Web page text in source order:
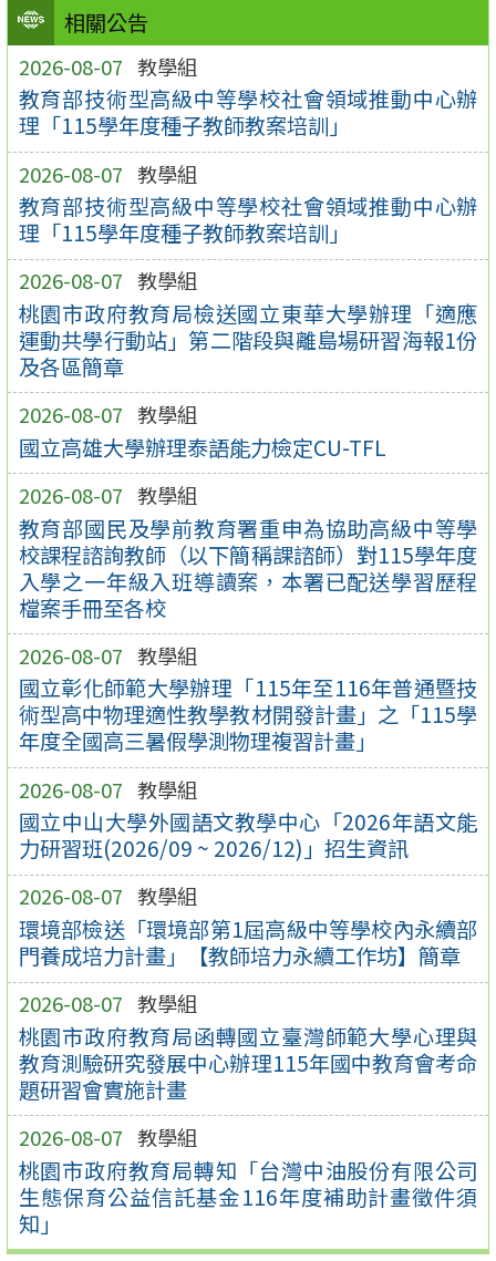
相關公告
2026-08-07 教學組
教育部技術型高級中等學校社會領域推動中心辦
理「115學年度種子教師教案培訓」
2026-08-07 教學組
教育部技術型高級中等學校社會領域推動中心辦
理「115學年度種子教師教案培訓」
2026-08-07 教學組
桃園市政府教育局檢送國立東華大學辦理「適應
運動共學行動站」第二階段與離島場研習海報1份
及各區簡章
2026-08-07 教學組
國立高雄大學辦理泰語能力檢定CU-TFL
2026-08-07 教學組
教育部國民及學前教育署重申為協助高級中等學
校課程諮詢教師（以下簡稱課諮師）對115學年度
入學之一年級入班導讀案，本署已配送學習歷程
檔案手冊至各校
2026-08-07 教學組
國立彰化師範大學辦理「115年至116年普通暨技
術型高中物理適性教學教材開發計畫」之「115學
年度全國高三暑假學測物理複習計畫」
2026-08-07 教學組
國立中山大學外國語文教學中心「2026年語文能
力研習班(2026/09 ~ 2026/12)」招生資訊
2026-08-07 教學組
環境部檢送「環境部第1屆高級中等學校內永續部
門養成培力計畫」【教師培力永續工作坊】簡章
2026-08-07 教學組
桃園市政府教育局函轉國立臺灣師範大學心理與
教育測驗研究發展中心辦理115年國中教育會考命
題研習會實施計畫
2026-08-07 教學組
桃園市政府教育局轉知「台灣中油股份有限公司
生態保育公益信託基金116年度補助計畫徵件須
知」